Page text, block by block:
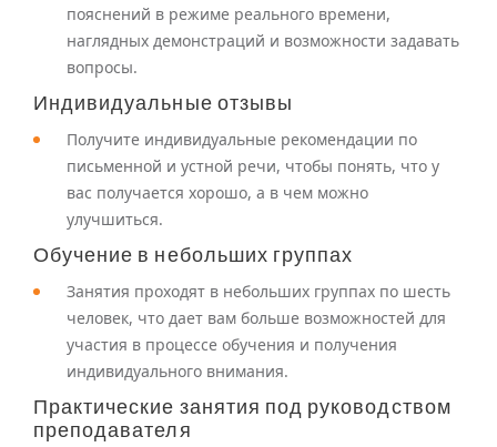
пояснений в режиме реального времени,
наглядных демонстраций и возможности задавать
вопросы.
Индивидуальные отзывы
Получите индивидуальные рекомендации по
письменной и устной речи, чтобы понять, что у
вас получается хорошо, а в чем можно
улучшиться.
Обучение в небольших группах
Занятия проходят в небольших группах по шесть
человек, что дает вам больше возможностей для
участия в процессе обучения и получения
индивидуального внимания.
Практические занятия под руководством
преподавателя